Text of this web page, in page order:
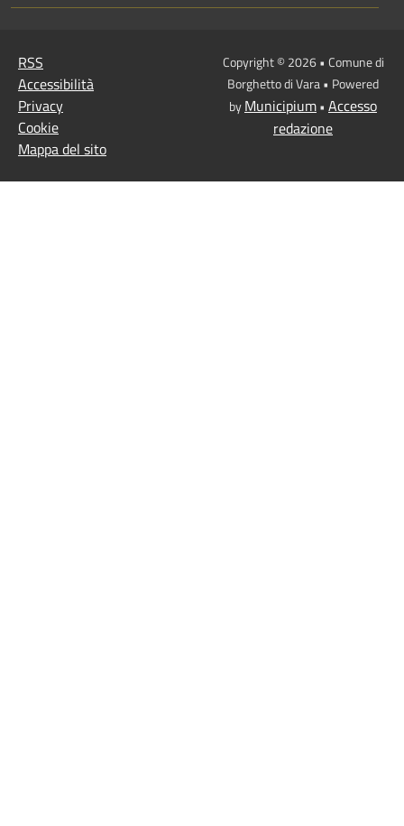
RSS
Accessibilità
Privacy
Cookie
Mappa del sito
Copyright © 2026 • Comune di
Borghetto di Vara • Powered
byMunicipium• Accesso
redazione